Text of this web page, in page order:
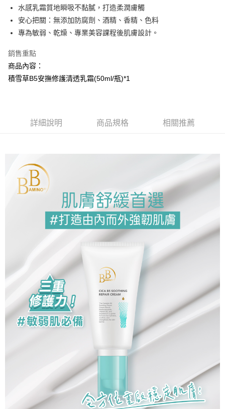
悠遊付
AFTEE先享後付
相關說明
AFTEE先享後付是「在收到商品之後才付款」的支付方式。 讓您購物簡單
便利好安心！
１．簡單：不需註冊會員、不需綁卡、不需儲值。
２．便利：只要手機號碼，簡訊認證，即可結帳。
１．於結帳方式選擇「AFTEE先享後付」後，將跳轉至「AFTEE先享後付」
結帳頁面，進行簡訊認證並確認金額後，即可完成結帳。
ATM／網路銀行／等多元方式進行付款，方視為交易完成。
※ 請注意：結帳手續完成當下不需立刻繳費，但若您需要取消訂單，請聯絡
購買商品的店家。未經商家同意取消之訂單仍視為有效，需透過AFTEE先享
後付繳納相關費用。
※ 交易是否成功請以「AFTEE先享後付 」之結帳頁面顯示為準，若有關於
是否繳費成功／繳費後需取消欲退款等相關疑問，請聯繫「AFTEE先享後付
https://netprotections.freshdesk.com/support/home
【注意事項】
１．透過由恩沛科技股份有限公司提供之「AFTEE先享後付」服務完成之交
易，需依本服務之必要範圍內提供個人資料，並將交易相關給付款項請求債
權轉讓予恩沛科技股份有限公司。
https://aftee.tw/terms/#terms3
３．未成年的使用者請事先徵得法定代理人或監護人之同意方可使用
「AFTEE先享後付」，若未經同意申辦者引起之損失，本公司不負相關責
４．使用「AFTEE先享後付」時，將依據個別帳號之用戶狀況，依本公司即
時審查核予不同之上限額度；若仍有額度不足之情形，本公司將視審查結果
請求用戶進行身份認證。
５．嚴禁一人註冊多個帳號或使用他人資訊註冊。若發現惡意使用之情形，
恩沛科技股份有限公司將有權停止該用戶之使用額度並採取法律行動。
全家取貨付款
每筆NT$100，滿NT$799(含以上)免運費
每筆NT$100，滿NT$799(含以上)免運費
付款後7-11取貨
每筆NT$100，滿NT$799(含以上)免運費
每筆NT$100，滿NT$1,000(含以上)免運費
查看運費
水感乳霜質地瞬吸不黏膩，打造柔潤膚觸
安心把關：無添加防腐劑、酒精、香精、色料
專為敏弱、乾燥、專業美容課程後肌膚設計。
銷售重點
商品內容：
積雪草B5安撫修護清透乳霜(50ml/瓶)*1
詳細說明 商品規格 相關推薦